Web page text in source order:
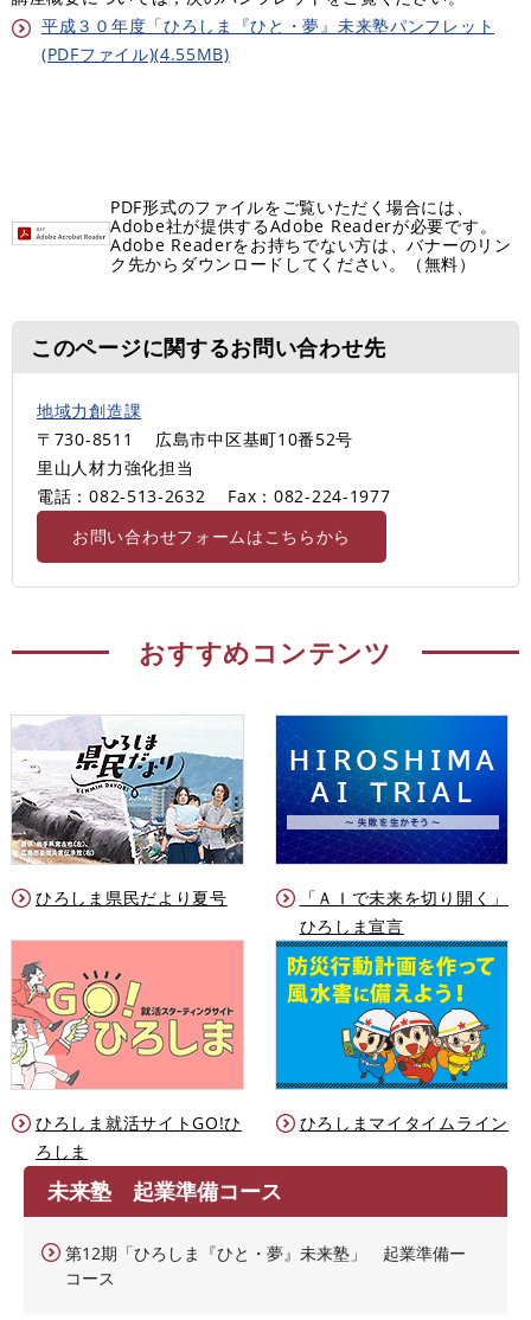
平成３０年度「ひろしま『ひと・夢』未来塾パンフレット
(PDFファイル)(4.55MB)
PDF形式のファイルをご覧いただく場合には、
Adobe社が提供するAdobe Readerが必要です。
Adobe Readerをお持ちでない方は、バナーのリン
ク先からダウンロードしてください。（無料）
このページに関するお問い合わせ先
地域力創造課
〒730-8511
広島市中区基町10番52号
里山人材力強化担当
電話：082-513-2632
Fax：082-224-1977
お問い合わせフォームはこちらから
おすすめコンテンツ
ひろしま県民だより夏号
「ＡＩで未来を切り開く」
ひろしま宣言
ひろしま就活サイトGO!ひ
ろしま
ひろしまマイタイムライン
未来塾 起業準備コース
第12期「ひろしま『ひと・夢』未来塾」 起業準備ー
コース